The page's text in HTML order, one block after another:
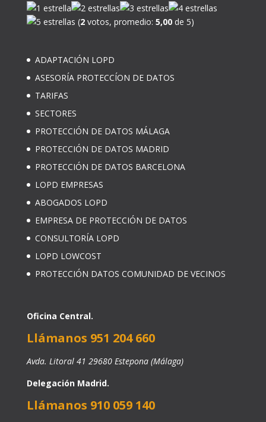
(2votos, promedio: 5,00de 5)
ADAPTACIÓN LOPD
ASESORÍA PROTECCÍON DE DATOS
TARIFAS
SECTORES
PROTECCIÓN DE DATOS MÁLAGA
PROTECCIÓN DE DATOS MADRID
PROTECCIÓN DE DATOS BARCELONA
LOPD EMPRESAS
ABOGADOS LOPD
EMPRESA DE PROTECCIÓN DE DATOS
CONSULTORÍA LOPD
LOPD LOWCOST
PROTECCIÓN DATOS COMUNIDAD DE VECINOS
Oficina Central.
Llámanos 951 204 660
Avda. Litoral 41 29680 Estepona (Málaga)
Delegación Madrid.
Llámanos 910 059 140